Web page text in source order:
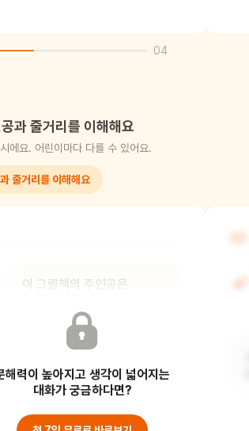
04
과 줄거리를 이해해요
에요. 어린이마다 다를 수 있어요.
줄거리를 이해해요
이 그림책의 주인공은
해력이 높아지고 생각이 넓어지는
대화가 궁금하다면?